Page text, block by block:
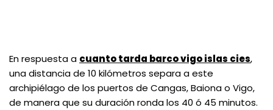
En respuesta a cuanto tarda barco vigo islas cies,
una distancia de 10 kilómetros separa a este
archipiélago de los puertos de Cangas, Baiona o Vigo,
de manera que su duración ronda los 40 ó 45 minutos.